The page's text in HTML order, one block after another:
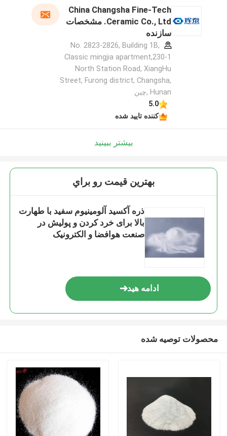
China Changsha Fine-Tech
Ceramic Co., Ltd. مشخصات
سازنده
No. 2823-2826, Building 1B,
Classic mingjia apartment,230-1
North Station Road, XiangHu
Street, Furong district, Changsha,
Hunan ,چین
5.0
کننده تایید شده
بیشتر ببینید
بهترين قيمت رو براي
ذره آکسید آلومینیوم سفید با طهارت
بالا برای خرد کردن و پولیش در
صنعت هوافضا و الکترونیک
ادامه هید
محصولات توصیه شده